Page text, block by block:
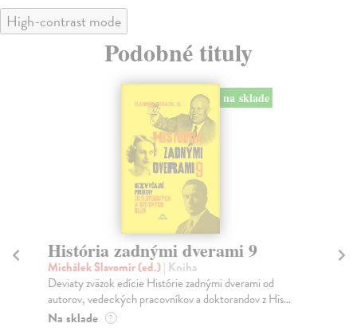
High-contrast mode
Podobné tituly
na sklade
História zadnými dverami 9
Michálek Slavomír (ed.)| Kniha
Deviaty zväzok edície Histórie zadnými dverami od
autorov, vedeckých pracovníkov a doktorandov z His...
Na sklade ?